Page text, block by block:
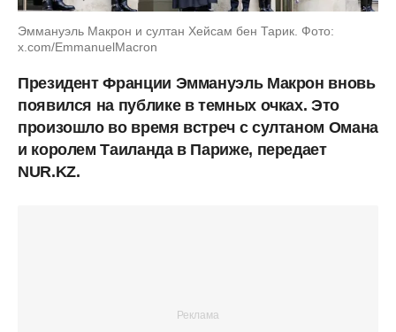
Эммануэль Макрон и султан Хейсам бен Тарик. Фото:
x.com/EmmanuelMacron
Президент Франции Эммануэль Макрон вновь
появился на публике в темных очках. Это
произошло во время встреч с султаном Омана
и королем Таиланда в Париже, передает
NUR.KZ.